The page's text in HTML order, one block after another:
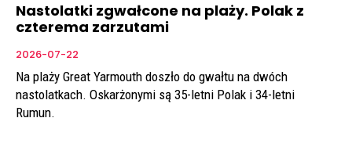
Nastolatki zgwałcone na plaży. Polak z
czterema zarzutami
2026-07-22
Na plaży Great Yarmouth doszło do gwałtu na dwóch
nastolatkach. Oskarżonymi są 35-letni Polak i 34-letni
Rumun.